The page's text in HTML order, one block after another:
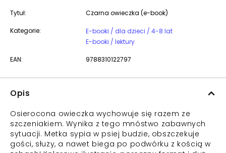
Tytuł: Czarna owieczka (e-book)
Kategorie:
E-booki / dla dzieci / 4-8 lat
E-booki / lektury
EAN: 9788310122797
Opis
Osierocona owieczka wychowuje się razem ze
szczeniakiem. Wynika z tego mnóstwo zabawnych
sytuacji. Metka sypia w psiej budzie, obszczekuje
gości, służy, a nawet biega po podwórku z kością w